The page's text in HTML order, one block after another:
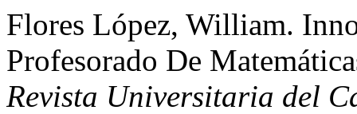
Flores López, William.
Profesorado De
Revista Universitaria del